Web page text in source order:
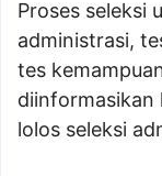
Proses seleksi
administrasi,
tes
diinformasikan
lolos seleksi